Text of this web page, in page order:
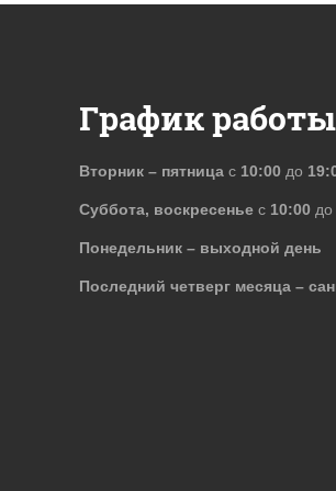
График
Вторник – пятница с 10:00 до
Суббота, воскресенье с 10:00 до
Понедельник – выходной день
Последний четверг месяца –